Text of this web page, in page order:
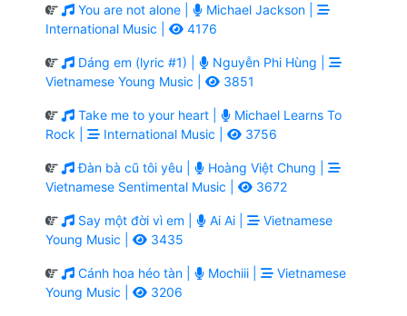
You are not alone |
Michael Jackson |
International Music |
4176
Dáng em (lyric #1) |
Nguyễn Phi Hùng |
Vietnamese Young Music |
3851
Take me to your heart |
Michael Learns To
Rock |
International Music | 3756
Đàn bà cũ tôi yêu |
Hoàng Việt Chung |
Vietnamese Sentimental Music |
3672
Say một đời vì em | Ai Ai |
Vietnamese
Young Music |
3435
Cánh hoa héo tàn | Mochiii |
Vietnamese
Young Music |
3206